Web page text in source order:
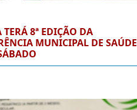
TERÁ 8ª EDIÇÃO DA
MUNICIPAL DE SAÚDE